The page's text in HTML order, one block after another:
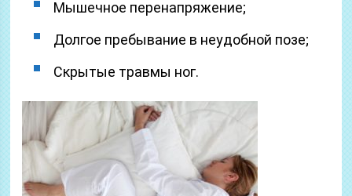
Мышечное перенапряжение;
Долгое пребывание в неудобной позе;
Скрытые травмы ног.